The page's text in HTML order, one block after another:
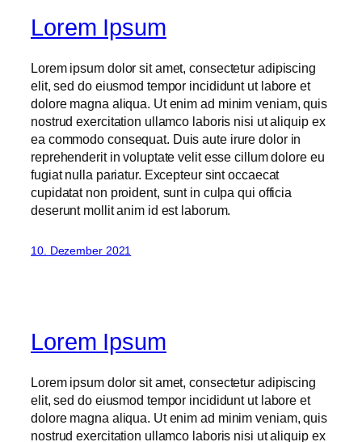
Lorem Ipsum
Lorem ipsum dolor sit amet, consectetur adipiscing
elit, sed do eiusmod tempor incididunt ut labore et
dolore magna aliqua. Ut enim ad minim veniam, quis
nostrud exercitation ullamco laboris nisi ut aliquip ex
ea commodo consequat. Duis aute irure dolor in
reprehenderit in voluptate velit esse cillum dolore eu
fugiat nulla pariatur. Excepteur sint occaecat
cupidatat non proident, sunt in culpa qui officia
deserunt mollit anim id est laborum.
10. Dezember 2021
Lorem Ipsum
Lorem ipsum dolor sit amet, consectetur adipiscing
elit, sed do eiusmod tempor incididunt ut labore et
dolore magna aliqua. Ut enim ad minim veniam, quis
nostrud exercitation ullamco laboris nisi ut aliquip ex